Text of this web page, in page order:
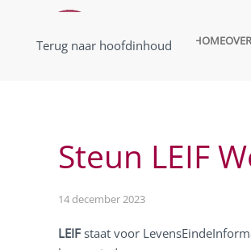
Terug naar hoofdinhoud HOME
Steun LEIF
14 december 2023
LEIF staat voor